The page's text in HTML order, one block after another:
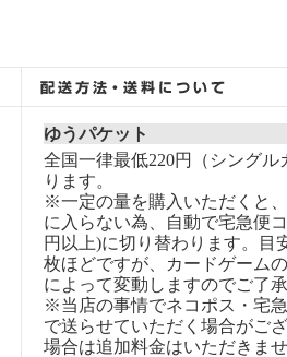
ゆうパケット
全国一律最低220円（シングル
ります。
※一定の量を購入いただくと
に入らない為、自動で宅急便
円以上)に切り替わります。目
枚ほどですが、カードゲーム
によって変動しますのでご了承
※当店の事情でネコポス・宅
で送らせていただく場合がご
場合は追加料金はいただきま